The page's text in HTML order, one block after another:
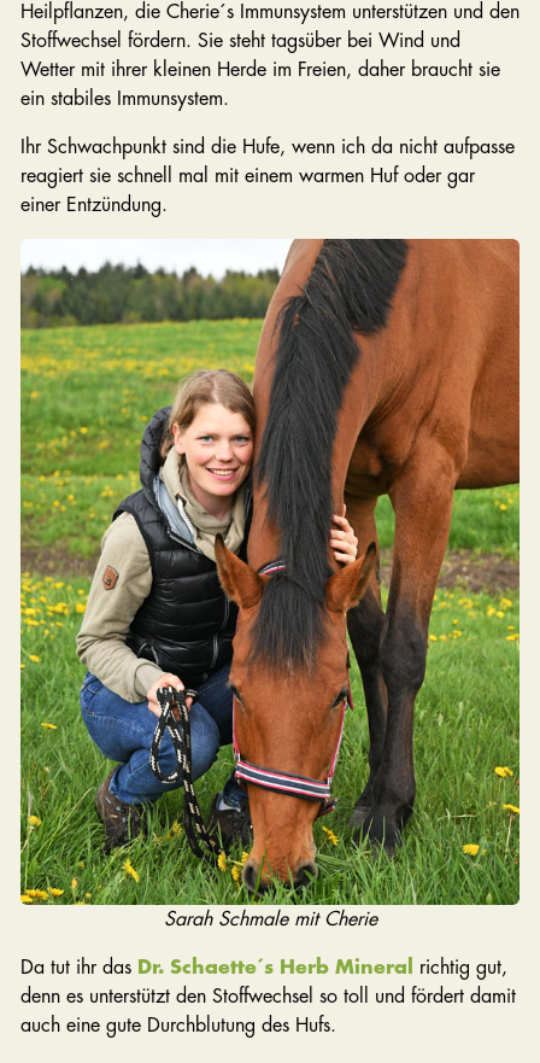
Heilpflanzen, die Cherie´s Immunsystem unterstützen und den
Stoffwechsel fördern. Sie steht tagsüber bei Wind und
Wetter mit ihrer kleinen Herde im Freien, daher braucht sie
ein stabiles Immunsystem.
Ihr Schwachpunkt sind die Hufe, wenn ich da nicht aufpasse
reagiert sie schnell mal mit einem warmen Huf oder gar
einer Entzündung.
Sarah Schmale mit Cherie
Da tut ihr das Dr. Schaette´s Herb Mineral
richtig gut,
denn es unterstützt den Stoffwechsel so toll und fördert damit
auch eine gute Durchblutung des Hufs.